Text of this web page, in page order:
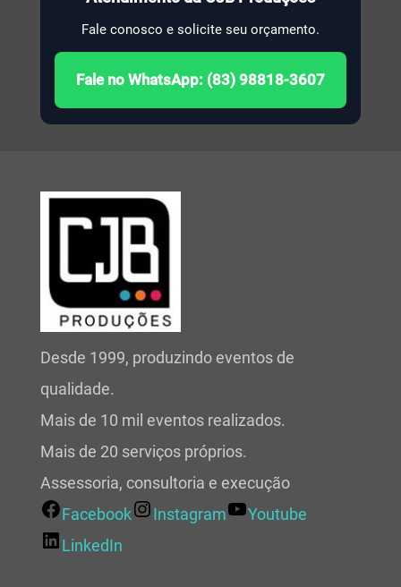
Fale conosco e solicite seu orçamento.
Fale no WhatsApp: (83) 98818-3607
Desde 1999, produzindo eventos de
qualidade.
Mais de 10 mil eventos realizados.
Mais de 20 serviços próprios.
Assessoria, consultoria e execução
Facebook
Instagram
Youtube
LinkedIn